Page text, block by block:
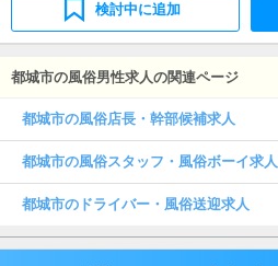
検討中に追加
都城市の風俗男性求人の関連ページ
都城市の風俗店長・幹部候補求人
都城市の風俗スタッフ・風俗ボーイ求人
都城市のドライバー・風俗送迎求人